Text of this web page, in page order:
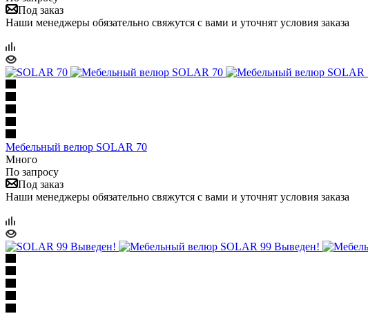
Под заказ
Наши менеджеры обязательно свяжутся с вами и уточнят условия заказа
Мебельный велюр SOLAR 70
Много
По запросу
Под заказ
Наши менеджеры обязательно свяжутся с вами и уточнят условия заказа